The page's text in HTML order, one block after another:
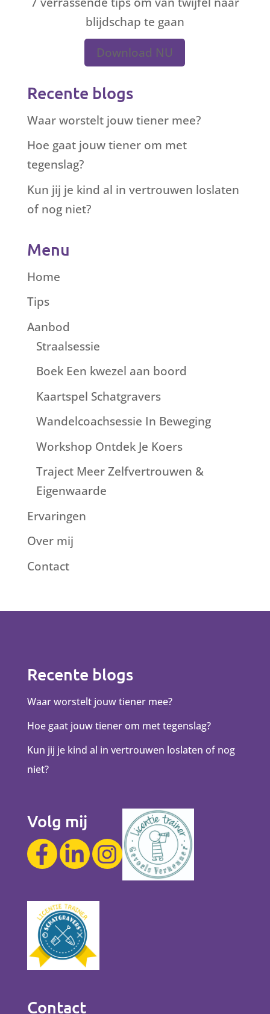
blijdschap te gaan
Download NU
Recente blogs
Waar worstelt jouw tiener mee?
Hoe gaat jouw tiener om met
tegenslag?
Kun jij je kind al in vertrouwen loslaten
of nog niet?
Menu
Home
Tips
Aanbod
Straalsessie
Boek Een kwezel aan boord
Kaartspel Schatgravers
Wandelcoachsessie In Beweging
Workshop Ontdek Je Koers
Traject Meer Zelfvertrouwen &
Eigenwaarde
Ervaringen
Over mij
Contact
Recente blogs
Waar worstelt jouw tiener mee?
Hoe gaat jouw tiener om met tegenslag?
Kun jij je kind al in vertrouwen loslaten of nog
niet?
Volg mij
Contact